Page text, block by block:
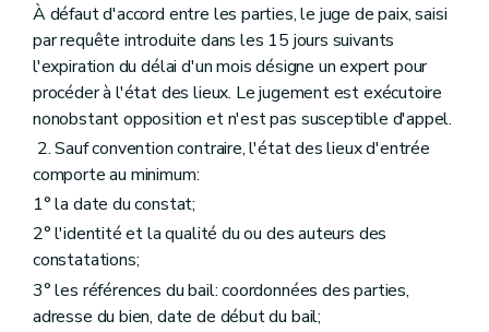
À défaut d'accord entre les parties, le juge de paix, saisi
par requête introduite dans les 15 jours suivants
l'expiration du délai d'un mois désigne un expert pour
procéder à l'état des lieux. Le jugement est exécutoire
nonobstant opposition et n'est pas susceptible d'appel.
2. Sauf convention contraire, l'état des lieux d'entrée
comporte au minimum:
1° la date du constat;
2° l'identité et la qualité du ou des auteurs des
constatations;
3° les références du bail: coordonnées des parties,
adresse du bien, date de début du bail;